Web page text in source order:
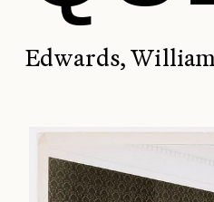
Edwards,